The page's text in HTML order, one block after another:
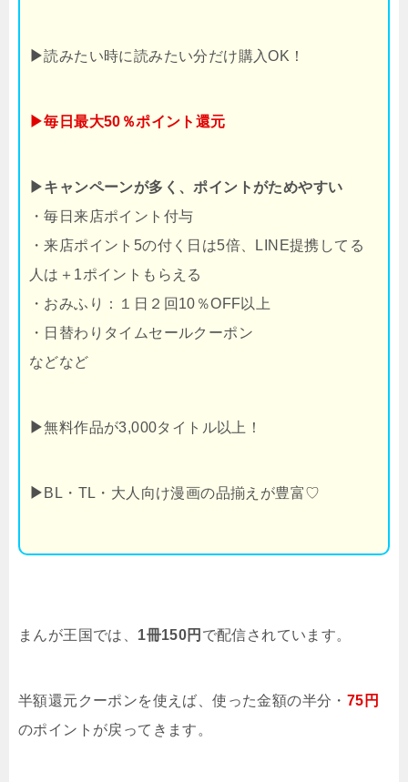
▶読みたい時に読みたい分だけ購入OK！
▶毎日最大50％ポイント還元
▶キャンペーンが多く、ポイントがためやすい
・毎日来店ポイント付与
・来店ポイント5の付く日は5倍、LINE提携してる
人は＋1ポイントもらえる
・おみふり：１日２回10％OFF以上
・日替わりタイムセールクーポン
などなど
▶無料作品が3,000タイトル以上！
▶ BL・TL・大人向け漫画の品揃えが豊富♡
まんが王国では、 1冊150円 で配信されています。
半額還元クーポンを使えば、使った金額の半分・ 75円
のポイントが戻ってきます。